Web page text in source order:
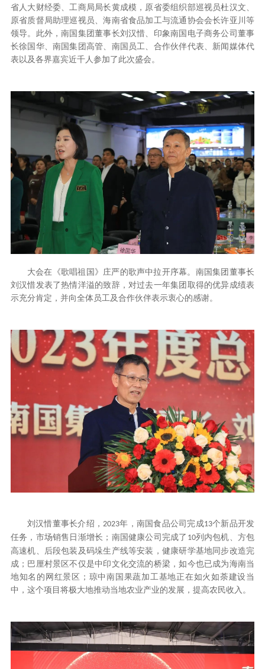
省人大财经委、工商局局长黄成模，原省委组织部巡视员杜汉文、
原省质督局助理巡视员、海南省食品加工与流通协会会长许亚川等
领导。此外，南国集团董事长刘汉惜、印象南国电子商务公司董事
长徐国华、南国集团高管、南国员工、合作伙伴代表、新闻媒体代
表以及各界嘉宾近千人参加了此次盛会。
大会在《歌唱祖国》庄严的歌声中拉开序幕。南国集团董事长
刘汉惜发表了热情洋溢的致辞，对过去一年集团取得的优异成绩表
示充分肯定，并向全体员工及合作伙伴表示衷心的感谢。
刘汉惜董事长介绍，2023年，南国食品公司完成13个新品开发
任务，市场销售日渐增长；南国健康公司完成了 10列内包机、方包
高速机、后段包装及码垛生产线等安装，健康研学基地同步改造完
成；巴厘村景区不仅是中印文化交流的桥梁，如今也已成为海南当
地知名的网红景区；琼中南国果蔬加工基地正在如火如荼建设当
中，这个项目将极大地推动当地农业产业的发展，提高农民收入。